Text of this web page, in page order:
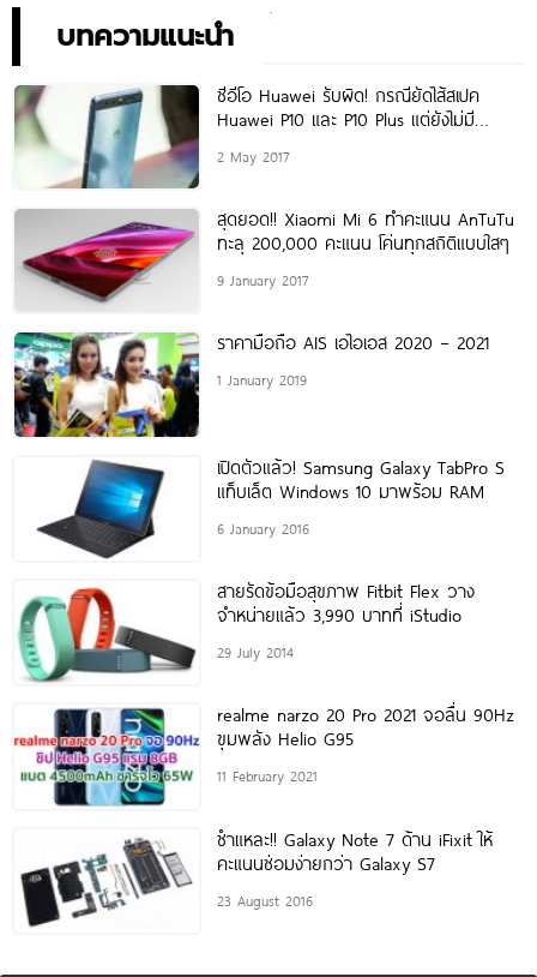
บทความแนะนำ
ซีอีโอ Huawei รับผิด! กรณียัดไส้สเปค
Huawei P10 และ P10 Plus แต่ยังไม่มี
2 May 2017
สุดยอด!! Xiaomi Mi 6 ทำคะแนน AnTuTu
ทะลุ 200,000 คะแนน โค่นทุกสถิติแบบใสๆ
9 January 2017
ราคามือถือ AIS เอไอเอส 2020 – 2021
1 January 2019
เปิดตัวแล้ว! Samsung Galaxy TabPro S
แท็บเล็ต Windows 10 มาพร้อม RAM
6 January 2016
สายรัดข้อมือสุขภาพ Fitbit Flex วาง
จำหน่ายแล้ว 3,990 บาทที่ iStudio
29 July 2014
realme narzo 20 Pro 2021 จอลื่น 90Hz
ขุมพลัง Helio G95
11 February 2021
ชำแหละ!! Galaxy Note 7 ด้าน iFixit ให้
คะแนนซ่อมง่ายกว่า Galaxy S7
23 August 2016